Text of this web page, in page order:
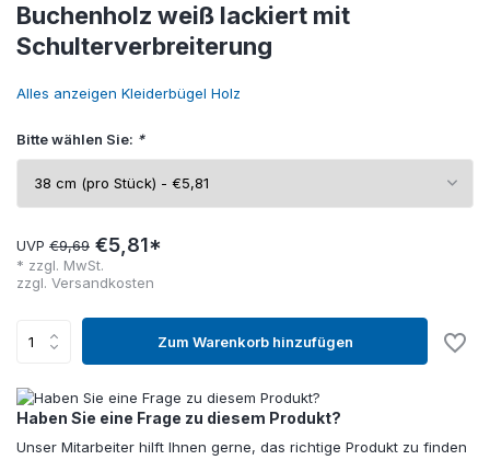
Buchenholz weiß lackiert mit
Schulterverbreiterung
Alles anzeigen Kleiderbügel Holz
Bitte wählen Sie: *
UVP €9,69 €5,81*
* zzgl. MwSt.
zzgl. Versandkosten
Zum Warenkorb hinzufügen
Haben Sie eine Frage zu diesem Produkt?
Unser Mitarbeiter hilft Ihnen gerne, das richtige Produkt zu finden